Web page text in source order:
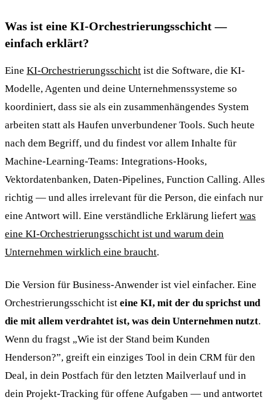
Was ist eine KI-Orchestrierungsschicht —
einfach erklärt?
Eine KI-Orchestrierungsschicht ist die Software, die KI-
Modelle, Agenten und deine Unternehmenssysteme so
koordiniert, dass sie als ein zusammenhängendes System
arbeiten statt als Haufen unverbundener Tools. Such heute
nach dem Begriff, und du findest vor allem Inhalte für
Machine-Learning-Teams: Integrations-Hooks,
Vektordatenbanken, Daten-Pipelines, Function Calling. Alles
richtig — und alles irrelevant für die Person, die einfach nur
eine Antwort will. Eine verständliche Erklärung liefert was
eine KI-Orchestrierungsschicht ist und warum dein
Unternehmen wirklich eine braucht.
Die Version für Business-Anwender ist viel einfacher. Eine
Orchestrierungsschicht ist eine KI, mit der du sprichst und
die mit allem verdrahtet ist, was dein Unternehmen nutzt.
Wenn du fragst „Wie ist der Stand beim Kunden
Henderson?”, greift ein einziges Tool in dein CRM für den
Deal, in dein Postfach für den letzten Mailverlauf und in
dein Projekt-Tracking für offene Aufgaben — und antwortet